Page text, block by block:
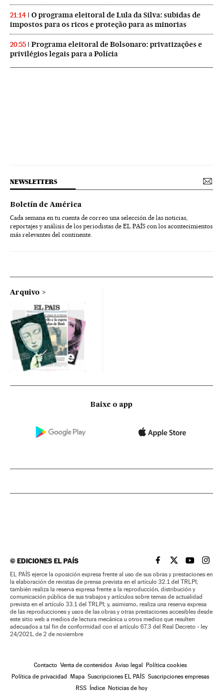
21:14
O programa eleitoral de Lula da Silva: subidas de
impostos para os ricos e proteção para as minorias
20:55
Programa eleitoral de Bolsonaro: privatizações e
privilégios legais para a Polícia
NEWSLETTERS
Boletín de América
Cada semana en tu cuenta de correo una selección de las noticias,
reportajes y análisis de los periodistas de EL PAÍS con los acontecimientos
más relevantes del continente.
Arquivo
Baixe o app
©EDICIONES EL PAÍS EL PAÍS BRASIL EN
EL PAÍSEL PAÍS
EL
EL PAÍS ejerce la oposición expresa frente al uso de sus obras y prestaciones en
la elaboración de revistas de prensa prevista en el artículo 32.1 del TRLPI;
también realiza la reserva expresa frente a la reproducción, distribución y
comunicación pública de sus trabajos y artículos sobre temas de actualidad
prevista en el artículo 33.1 del TRLPI; y, asimismo, realiza una reserva expresa
de las reproducciones y usos de las obras y otras prestaciones accesibles desde
este sitio web a medios de lectura mecánica u otros medios que resulten
adecuados a tal fin de conformidad con el artículo 67.3 del Real Decreto - ley
24/2021, de 2 de noviembre
Contacto Venta de contenidos Aviso legal
Política cookies
Política de privacidad
Mapa Suscripciones EL PAÍS Suscripciones empresas
RSS
Índice Noticias de hoy